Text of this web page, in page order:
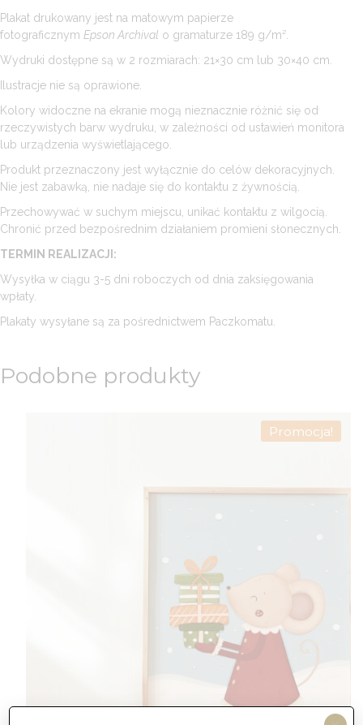
Plakat drukowany jest na matowym papierze
fotograficznym Epson Archival o gramaturze 189 g/m².
Wydruki dostępne są w 2 rozmiarach: 21×30 cm lub 30×40 cm.
Ilustracje nie są oprawione.
Kolory widoczne na ekranie mogą nieznacznie różnić się od
rzeczywistych barw wydruku, w zależności od ustawień monitora
lub urządzenia wyświetlającego.
Produkt przeznaczony jest wyłącznie do celów dekoracyjnych.
Nie jest zabawką, nie nadaje się do kontaktu z żywnością.
Przechowywać w suchym miejscu, unikać kontaktu z wilgocią.
Chronić przed bezpośrednim działaniem promieni słonecznych.
TERMIN REALIZACJI:
Wysyłka w ciągu 3-5 dni roboczych od dnia zaksięgowania
wpłaty.
Plakaty wysyłane są za pośrednictwem Paczkomatu.
Podobne produkty
Promocja!